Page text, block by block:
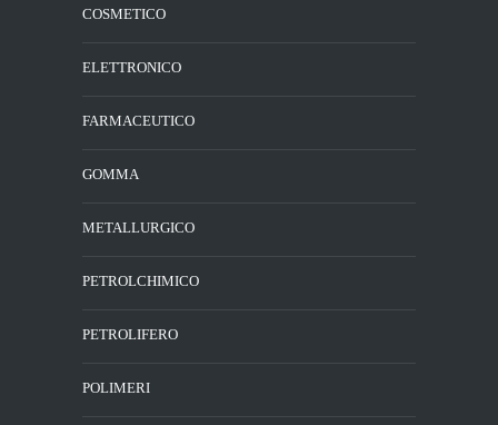
COSMETICO
ELETTRONICO
FARMACEUTICO
GOMMA
METALLURGICO
PETROLCHIMICO
PETROLIFERO
POLIMERI